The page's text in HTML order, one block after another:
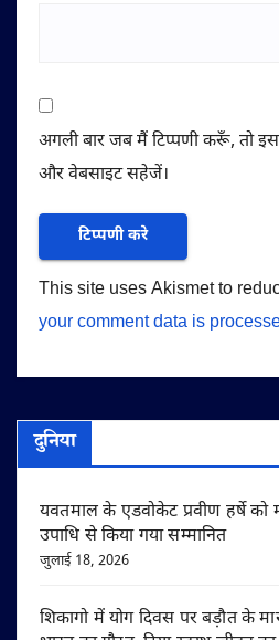
अगली बार जब मैं टिप्पणी करूँ, तो
और वेबसाइट सहेजें।
This site uses Akismet to
your comment data is
दुनिया
यवतमाल के एडवोकेट प्रवीण हर्षे को
उपाधि से किया गया सम्मानित
जुलाई 18, 2026
शिकागो में योग दिवस पर बड़ौत के